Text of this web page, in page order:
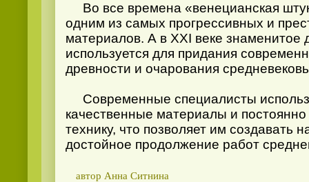
Во все времена «венецианская
одним из самых прогрессивных и
материалов. А в XXI веке знаменитое
используется для придания
древности и очарования
Современные специалисты
качественные материалы и
технику, что позволяет им создавать
достойное продолжение работ
автор Анна Ситнина